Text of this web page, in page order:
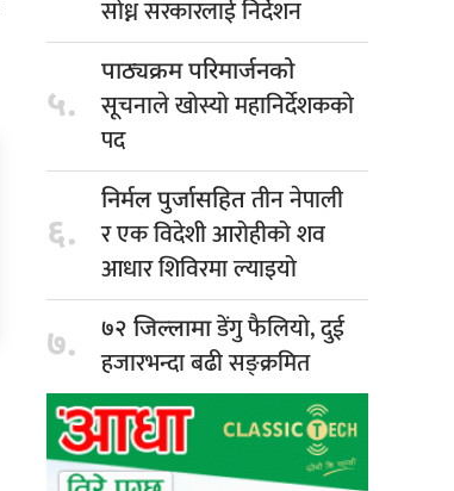
सोध्न सरकारलाई निर्देशन
५.
पाठ्यक्रम परिमार्जनको
सूचनाले खोस्यो महानिर्देशकको
पद
६.
निर्मल पुर्जासहिततीन नेपाली
र एक विदेशी आरोहीको शव
आधार शिविरमा ल्याइयो
७. ७२ जिल्लामाडेंगु फैलियो, दुई
हजारभन्दा बढी सङ्क्रमित